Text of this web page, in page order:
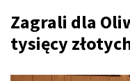
Zagrali dla
tysięcy